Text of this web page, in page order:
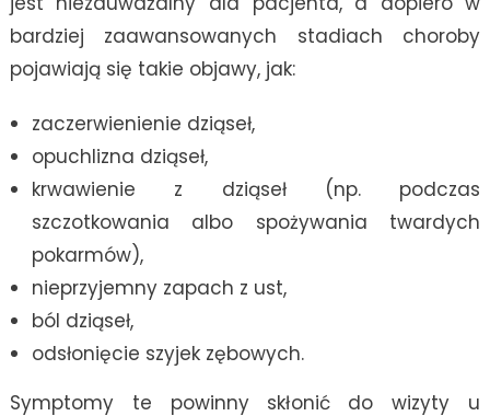
bardziej zaawansowanych stadiach choroby
pojawiają się takie objawy, jak:
zaczerwienienie dziąseł,
opuchlizna dziąseł,
krwawienie z dziąseł (np. podczas
szczotkowania albo spożywania twardych
pokarmów),
nieprzyjemny zapach z ust,
ból dziąseł,
odsłonięcie szyjek zębowych.
Symptomy te powinny skłonić do wizyty u